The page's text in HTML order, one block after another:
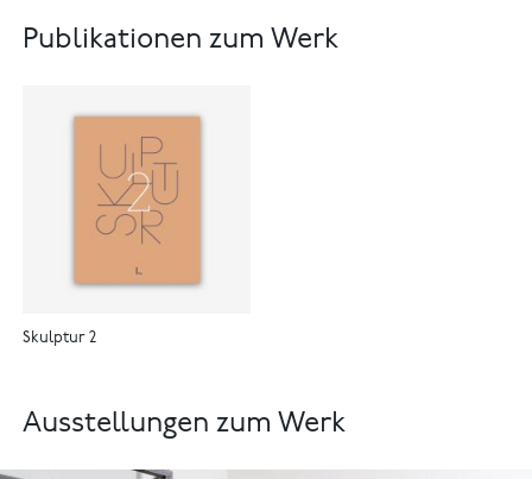
Publikationen zum Werk
Skulptur 2
Ausstellungen zum Werk